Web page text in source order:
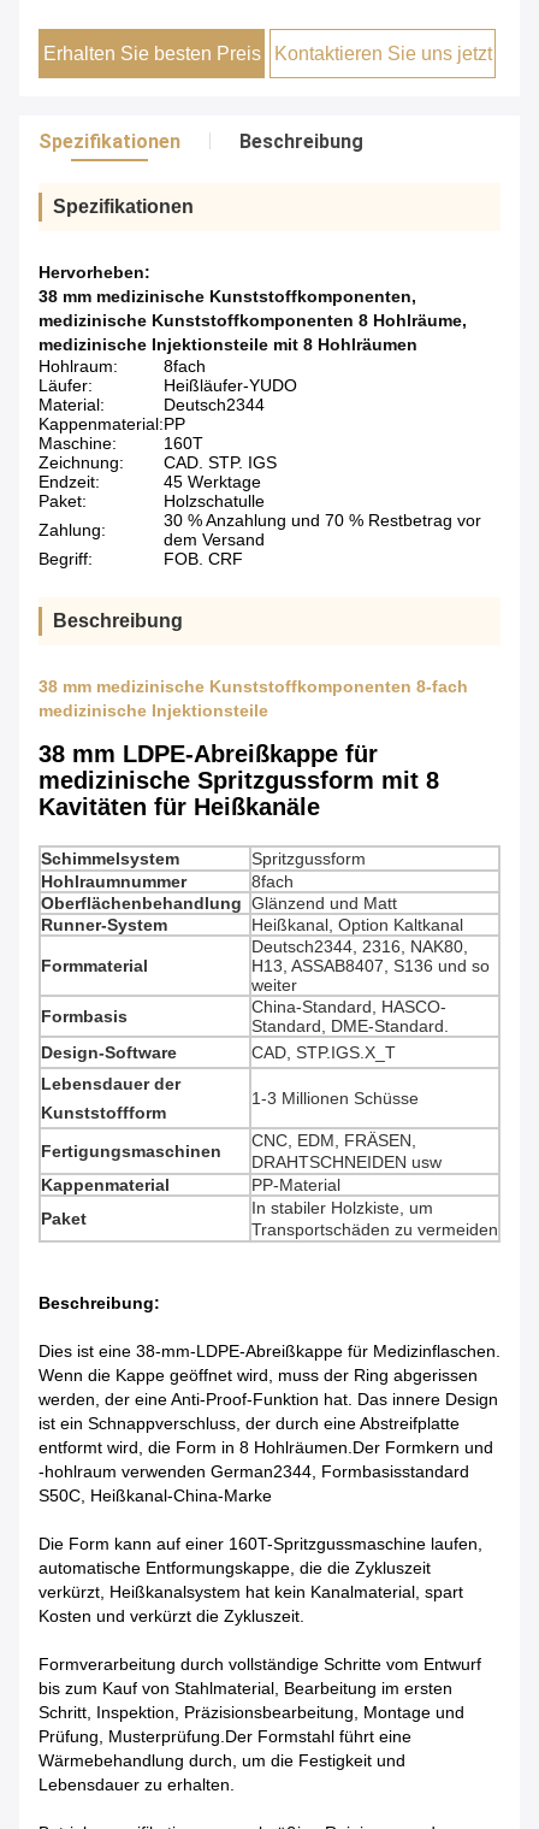
Erhalten Sie besten Preis Kontaktieren Sie uns jetzt
Spezifikationen Beschreibung
Spezifikationen
Hervorheben:
38 mm medizinische Kunststoffkomponenten,
medizinische Kunststoffkomponenten 8 Hohlräume,
medizinische Injektionsteile mit 8 Hohlräumen
Hohlraum:
8fach
Läufer:
Heißläufer-YUDO
Material:
Deutsch2344
Kappenmaterial:PP
Maschine:
160T
Zeichnung:
CAD. STP. IGS
Endzeit:
45 Werktage
Paket:
Holzschatulle
Zahlung:
30 % Anzahlung und 70 % Restbetrag vor
dem Versand
Begriff:
FOB. CRF
Beschreibung
38 mm medizinische Kunststoffkomponenten 8-fach
medizinische Injektionsteile
38 mm LDPE-Abreißkappe für
medizinische Spritzgussform mit 8
Kavitäten für Heißkanäle
Schimmelsystem
Spritzgussform
Hohlraumnummer
8fach
Oberflächenbehandlung Glänzend und Matt
Runner-System
Heißkanal, Option Kaltkanal
Formmaterial
Deutsch2344, 2316, NAK80,
H13, ASSAB8407, S136 und so
weiter
Formbasis
China-Standard, HASCO-
Standard, DME-Standard.
Design-Software
CAD, STP.IGS.X_T
Lebensdauer der
Kunststoffform
1-3 Millionen Schüsse
Fertigungsmaschinen
CNC, EDM, FRÄSEN,
DRAHTSCHNEIDEN usw
Kappenmaterial
PP-Material
Paket
In stabiler Holzkiste, um
Transportschäden zu vermeiden
Beschreibung:
Dies ist eine 38-mm-LDPE-Abreißkappe für Medizinflaschen.
Wenn die Kappe geöffnet wird, muss der Ring abgerissen
werden, der eine Anti-Proof-Funktion hat. Das innere Design
ist ein Schnappverschluss, der durch eine Abstreifplatte
entformt wird, die Form in 8 Hohlräumen.Der Formkern und
-hohlraum verwenden German2344, Formbasisstandard
S50C, Heißkanal-China-Marke
Die Form kann auf einer 160T-Spritzgussmaschine laufen,
automatische Entformungskappe, die die Zykluszeit
verkürzt, Heißkanalsystem hat kein Kanalmaterial, spart
Kosten und verkürzt die Zykluszeit.
Formverarbeitung durch vollständige Schritte vom Entwurf
bis zum Kauf von Stahlmaterial, Bearbeitung im ersten
Schritt, Inspektion, Präzisionsbearbeitung, Montage und
Prüfung, Musterprüfung.Der Formstahl führt eine
Wärmebehandlung durch, um die Festigkeit und
Lebensdauer zu erhalten.